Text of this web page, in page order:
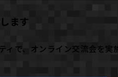
ます
で、オンライン交流会を実